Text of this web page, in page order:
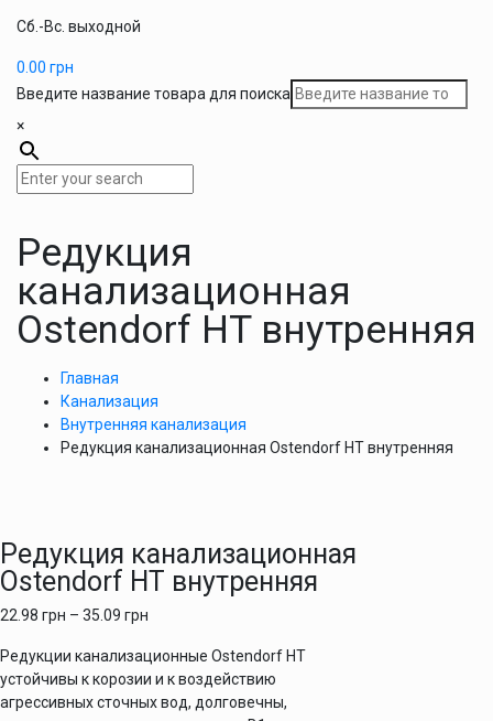
Сб.-Вс. выходной
0.00 грн
Введите название товара для поиска
×
Редукция
канализационная
Ostendorf HT внутренняя
Главная
Канализация
Внутренняя канализация
Редукция канализационная Ostendorf HT внутренняя
Редукция канализационная
Ostendorf HT внутренняя
22.98 грн – 35.09 грн
Редукции канализационные Ostendorf HT
устойчивы к корозии и к воздействию
агрессивных сточных вод, долговечны,